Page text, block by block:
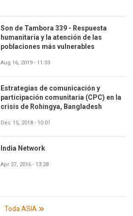
Son de Tambora 339 - Respuesta
humanitaria y la atención de las
poblaciones más vulnerables
Aug 16, 2019 - 11:33
Estrategias de comunicación y
participación comunitaria (CPC) en la
crisis de Rohingya, Bangladesh
Dec 15, 2018 - 10:01
India Network
Apr 27, 2016 - 13:28
Toda ASIA